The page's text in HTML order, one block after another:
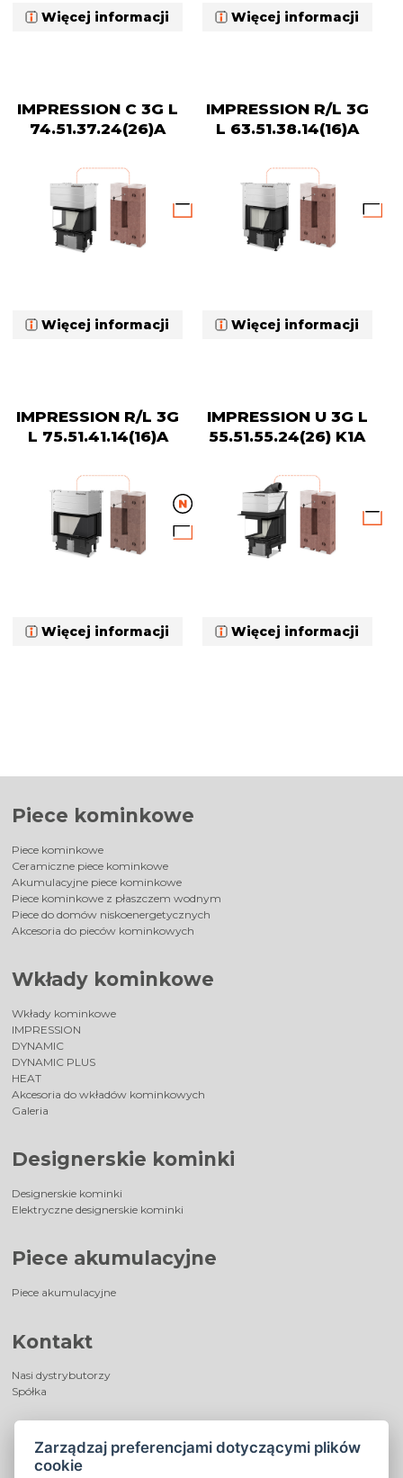
Więcej informacji Więcej informacji
IMPRESSION C 3G L
74.51.37.24(26)A
Więcej informacji
IMPRESSION R/L 3G
L 63.51.38.14(16)A
Więcej informacji
IMPRESSION R/L 3G
L 75.51.41.14(16)A
Więcej informacji
IMPRESSION U 3G L
55.51.55.24(26) K1A
Więcej informacji
Piece kominkowe
Piece kominkowe
Ceramiczne piece kominkowe
Akumulacyjne piece kominkowe
Piece kominkowe z płaszczem wodnym
Piece do domów niskoenergetycznych
Akcesoria do pieców kominkowych
Wkłady kominkowe
Wkłady kominkowe
IMPRESSION
DYNAMIC
DYNAMIC PLUS
HEAT
Akcesoria do wkładów kominkowych
Galeria
Designerskie kominki
Designerskie kominki
Elektryczne designerskie kominki
Piece akumulacyjne
Piece akumulacyjne
Kontakt
Nasi dystrybutorzy
Spółka
Zarządzaj preferencjami dotyczącymi plików
cookie